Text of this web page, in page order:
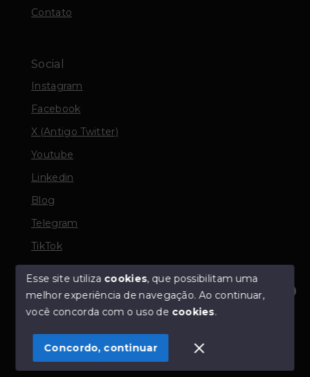
Olá! Estamos disponíveis para te ajudar.
Contato
Social
Instagram
Facebook
X (Antigo Twitter)
Youtube
Linkedin
Blog
Telegram
TikTok
© Copyright 2026 - TORQUATO ∴ Corretor de Imóveis
- CRECI 42643f | 136.004f Perito Avaliador CNAI 37357
SITE PARA IMOBILIARIA
Esse site utiliza cookies, que possibilitam uma
melhor experiência de navegação.Ao continuar,
você concorda com o uso de cookies.
Concordo, continuar